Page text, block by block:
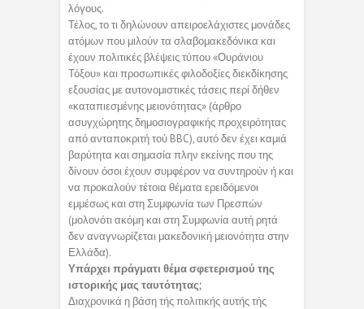
λόγους.
Τέλος, το τι δηλώνουν απειροελάχιστες μονάδες
ατόμων που μιλούν τα σλαβομακεδόνικα και
έχουν πολιτικές βλέψεις τύπου «Ουράνιου
Τόξου» και προσωπικές φιλοδοξίες διεκδίκησης
εξουσίας με αυτονομιστικές τάσεις περί δήθεν
«καταπιεσμένης μειονότητας» (άρθρο
ασυγχώρητης δημοσιογραφικής προχειρότητας
από ανταποκριτή τού BBC), αυτό δεν έχει καμιά
βαρύτητα και σημασία πλην εκείνης που της
δίνουν όσοι έχουν συμφέρον να συντηρούν ή και
να προκαλούν τέτοια θέματα ερειδόμενοι
εμμέσως και στη Συμφωνία των Πρεσπών
(μολονότι ακόμη και στη Συμφωνία αυτή ρητά
δεν αναγνωρίζεται μακεδονική μειονότητα στην
Ελλάδα).
Υπάρχει πράγματι θέμα σφετερισμού της
ιστορικής μας ταυτότητας;
Διαχρονικά η βάση τής πολιτικής αυτής τής